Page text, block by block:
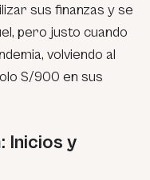
sus finanzas y se
pero justo cuando
volviendo al
S/900 en sus
Inicios y